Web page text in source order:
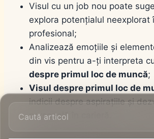
Visul cu un job nou poate
explora potențialul neexplorat
profesional;
Analizează emoțiile și
din vis pentru a-ți interpreta
despre primul loc de muncă;
Visul despre primul loc de
indicii despre aspirațiile și
personală în carieră.